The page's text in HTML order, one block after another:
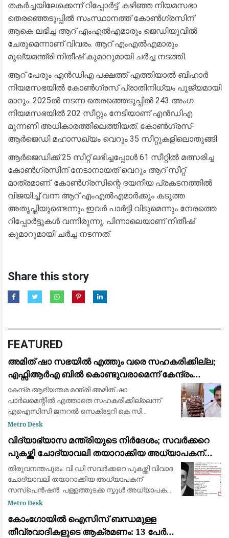
തകർച്ചയിലേക്കെന്ന് റിപ്പോർട്ട്. കഴിഞ്ഞ നിയമസഭാ
തെരഞ്ഞെടുപ്പിൽ സംസ്ഥാനത്ത് കോൺഗ്രസിന്
ആകെ ലഭിച്ച ആറ് എംഎൽഎമാരും ജെഡിയുവിൽ
ചേരുമെന്നാണ് വിവരം. ആറ് എംഎൽഎമാരും
മുഖ്യമന്ത്രി നിതീഷ് കുമാറുമായി ചർച്ച നടത്തി.
ആറ് പേരും എൻഡിഎ പക്ഷത്ത് എത്തിയാൽ ബിഹാർ
നിയമസഭയിൽ കോൺഗ്രസ് പ്രാതിനിധ്യം പൂജ്യമായി
മാറും. 2025ൽ നടന്ന തെരഞ്ഞെടുപ്പിൽ 243 അംഗ
നിയമസഭയിൽ 202 സീറ്റും നേടിയാണ് എൻഡിഎ
മുന്നണി അധികാരത്തിലെത്തിയത്. കോൺഗ്രസ്-
ആർജെഡി മഹാസഖ്യം വെറും 35 സീറ്റുകളിലൊതുങ്ങി
ആർജെഡിക്ക് 25 സീറ്റ് ലഭിച്ചപ്പോൾ 61 സീറ്റിൽ മത്സരിച്ച
കോൺഗ്രസിന് നേടാനായത് വെറും ആറ് സീറ്റ്
മാത്രമാണ്. കോൺഗ്രസിന്റെ ദയനീയ പ്രകടനത്തിൽ
വിജയിച്ച് വന്ന ആറ് എംഎൽഎമാർക്കും കടുത്ത
അതൃപ്തിയുണ്ടെന്നും ഇവർ പാർട്ടി വിടുമെന്നും നേരത്തെ
റിപ്പോർട്ടുകൾ വന്നിരുന്നു. പിന്നാലെയാണ് നിതീഷ്
കുമാറുമായി ചർച്ച നടന്നത്.
Share this story
FEATURED
അമിത് ഷാ സഭയിൽ എത്തും വരെ സഹകരിക്കില്ല;
എഫ്സിആർഎ ബിൽ കൊണ്ടുവരാമെന്ന് കേന്ദ്രം
കരുതേണ്ട: കെ സി വേണു​ഗോപാൽ
കേന്ദ്ര ആഭ്യന്തര മന്ത്രി അമിത് ഷാ
പാർലമെന്റിൽ എത്താതെ സഹകരിക്കില്ലെന്ന്
എഐസിസി ജനറൽ സെക്രട്ടറി കെ സി
വേണുഗോപാൽ. മണ്ഡല പുനർ നിർണയവുമായി
സർവകക്ഷി യോഗം വിളി
Metro Desk
വിദ്യാഭ്യാസ മന്ത്രിയുടെ നിർദേശം; സവർക്കറെ
പുകഴ്ത്തി ചോദ്യാവലി തയാറാക്കിയ അധ്യാപകന്
സസ്പെൻഷൻ
തിരുവനന്തപുരം: വി ഡി സവർക്കറെ പുകഴ്ത്തി വിവാദ
ചോദ്യാവലി തയാറാക്കിയ അധ്യാപകന്
സസ്പെൻഷൻ. പള്ളത്തുടക്ക സ്കൂൾ അധ്യാപകൻ
ഗുരു പ്രസാദിനെയാണ് സസ്പെൻഡ് ചെയ്തത്.
തുടർന്നാണ് ന
Metro Desk
കോംഗോയിൽ ഐസിസ് ബന്ധമുള്ള
തീവ്രവാദികളുടെ ആക്രമണം: 13 പേർ